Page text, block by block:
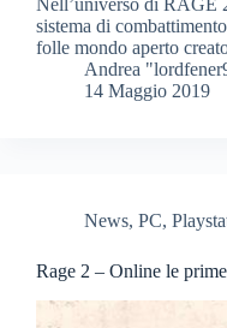
Nell’universo di RAGE
sistema di
folle mondo aperto
Andrea
14 Maggio 2019
News, PC,
Rage 2 – Online le